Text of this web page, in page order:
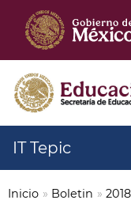
IT Tepic
Inicio » Boletin » 2018